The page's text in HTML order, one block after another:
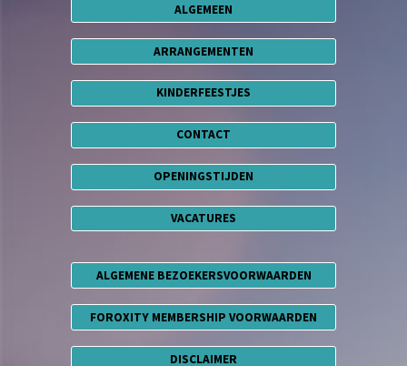
ALGEMEEN
ARRANGEMENTEN
KINDERFEESTJES
CONTACT
OPENINGSTIJDEN
VACATURES
ALGEMENE BEZOEKERSVOORWAARDEN
FOROXITY MEMBERSHIP VOORWAARDEN
DISCLAIMER